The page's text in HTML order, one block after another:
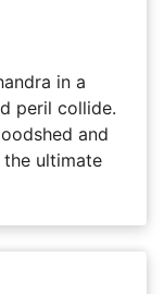
in a
peril collide.
and
ultimate